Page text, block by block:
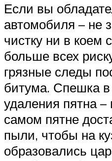
Если вы
автомобиля – не
чистку ни в коем
больше всех
грязные следы
битума. Спешка в
удаления пятна
самом пятне
пыли, чтобы на
образовались